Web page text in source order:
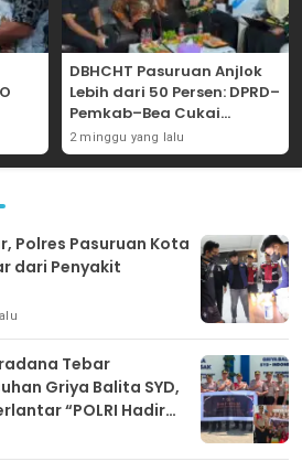
DBHCHT Pasuruan Anjlok
Lebih dari 50 Persen: DPRD–
Pemkab–Bea Cukai
Perkuat Perang Melawan
Peredaran Rokok Ilegal
2 minggu yang lalu
Polres Pasuruan Kota
dari Penyakit
Tebar
Griya Balita SYD,
“POLRI Hadir